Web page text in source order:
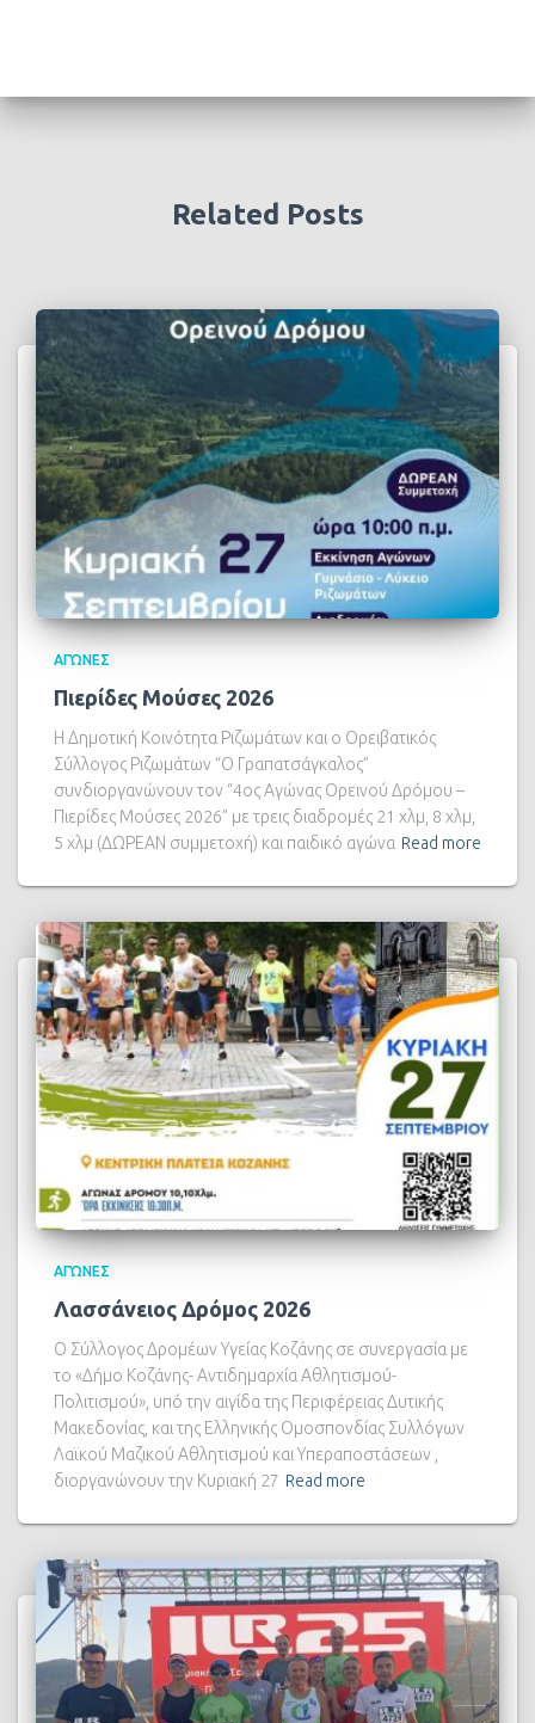
Related Posts
ΑΓΏΝΕΣ
Πιερίδες Μούσες 2026
Η Δημοτική Κοινότητα Ριζωμάτων και ο Ορειβατικός
Σύλλογος Ριζωμάτων “Ο Γραπατσάγκαλος”
συνδιοργανώνουν τον “4ος Αγώνας Ορεινού Δρόμου –
Πιερίδες Μούσες 2026” με τρεις διαδρομές 21 χλμ, 8 χλμ,
5 χλμ (ΔΩΡΕΑΝ συμμετοχή) και παιδικό αγώνα Read more
ΑΓΏΝΕΣ
Λασσάνειος Δρόμος 2026
Ο Σύλλογος Δρομέων Υγείας Κοζάνης σε συνεργασία με
το «Δήμο Κοζάνης- Αντιδημαρχία Αθλητισμού-
Πολιτισμού», υπό την αιγίδα της Περιφέρειας Δυτικής
Μακεδονίας, και της Ελληνικής Ομοσπονδίας Συλλόγων
Λαϊκού Μαζικού Αθλητισμού και Υπεραποστάσεων ,
διοργανώνουν την Κυριακή 27 Read more